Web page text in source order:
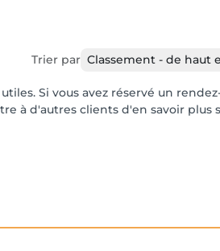
Trier par Classement - de haut
Si vous avez réservé un
à d'autres clients d'en savoir plus